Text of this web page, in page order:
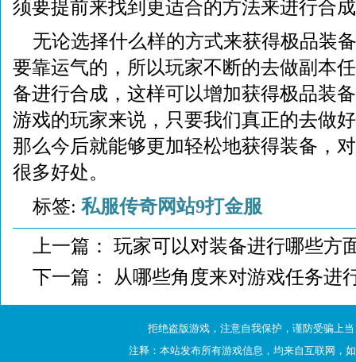
须要提前来找到更适合的方法来进行合
无论选择什么样的方式来获得极品装
要靠运气的，所以玩家不断的去做副本
备进行合成，这样可以增加获得极品装
游戏的玩家来说，只要我们真正的去做
那么今后就能够更加轻松地获得装备，
很多好处。
标签: 私服传奇网站9打金服
上一篇： 玩家可以对装备进行哪些方
下一篇：
从哪些角度来对游戏任务进
拒绝盗版游戏，注意自我保护，谨防受骗上
注释：本站发布所有游戏信息，均来自互联网，